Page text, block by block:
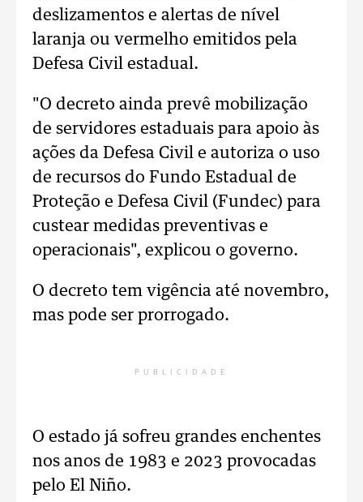
deslizamentos e alertas de nível
laranja ou vermelho emitidos pela
Defesa Civil estadual.
"O decreto ainda prevê mobilização
de servidores estaduais para apoio às
ações da Defesa Civil e autoriza o uso
de recursos do Fundo Estadual de
Proteção e Defesa Civil (Fundec) para
custear medidas preventivas e
operacionais", explicou o governo.
O decreto tem vigência até novembro,
mas pode ser prorrogado.
PUBLICIDADE
O estado já sofreu grandes enchentes
nos anos de 1983 e 2023 provocadas
pelo El Niño.